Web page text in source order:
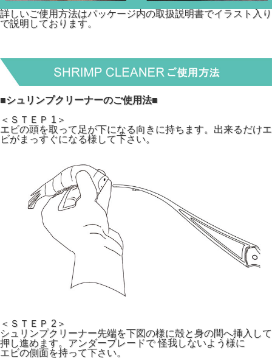
詳しいご使用方法はパッケージ内の取扱説明書でイラスト入り
で説明しております。
■シュリンプクリーナーのご使用法■
＜ＳＴＥＰ 1＞
エビの頭を取って足が下になる向きに持ちます。出来るだけエ
ビがまっすぐになる様して下さい。
＜ＳＴＥＰ 2＞
シュリンプクリーナー先端を下図の様に殻と身の間へ挿入して
押し進めます。アンダーブレードで 怪我しないよう様に
エビの側面を持って下さい。